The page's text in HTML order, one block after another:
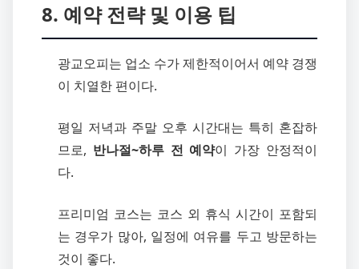
8. 예약 전략 및 이용 팁
광교오피는 업소 수가 제한적이어서 예약 경쟁
이 치열한 편이다.
평일 저녁과 주말 오후 시간대는 특히 혼잡하
므로, 반나절~하루 전 예약이 가장 안정적이
다.
프리미엄 코스는 코스 외 휴식 시간이 포함되
는 경우가 많아, 일정에 여유를 두고 방문하는
것이 좋다.